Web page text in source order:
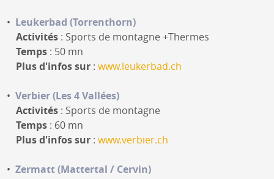
Leukerbad (Torrenthorn)
Activités : Sports de montagne +Thermes
Temps : 50 mn
Plus d'infos sur : www.leukerbad.ch
Verbier (Les 4 Vallées)
Activités : Sports de montagne
Temps : 60 mn
Plus d'infos sur : www.verbier.ch
Zermatt (Mattertal / Cervin)